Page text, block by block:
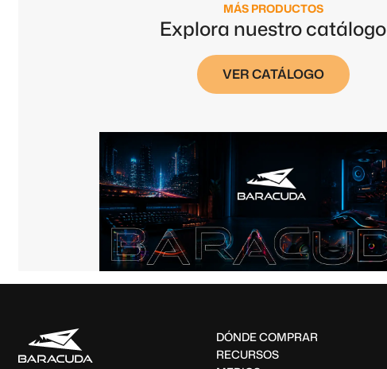
MÁS PRODUCTOS
Explora nuestro catálogo
VER CATÁLOGO
DÓNDE COMPRAR
RECURSOS